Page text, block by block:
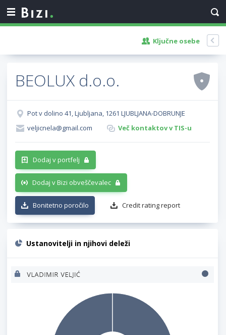
Ključne osebe
BEOLUX d.o.o.
Pot v dolino 41, Ljubljana, 1261 LJUBLJANA-DOBRUNJE
veljicnela@gmail.com
Več kontaktov v TIS-u
Dodaj v portfelj
Dodaj v Bizi obveščevalec
Bonitetno poročilo Credit rating report
Ustanovitelji in njihovi deleži